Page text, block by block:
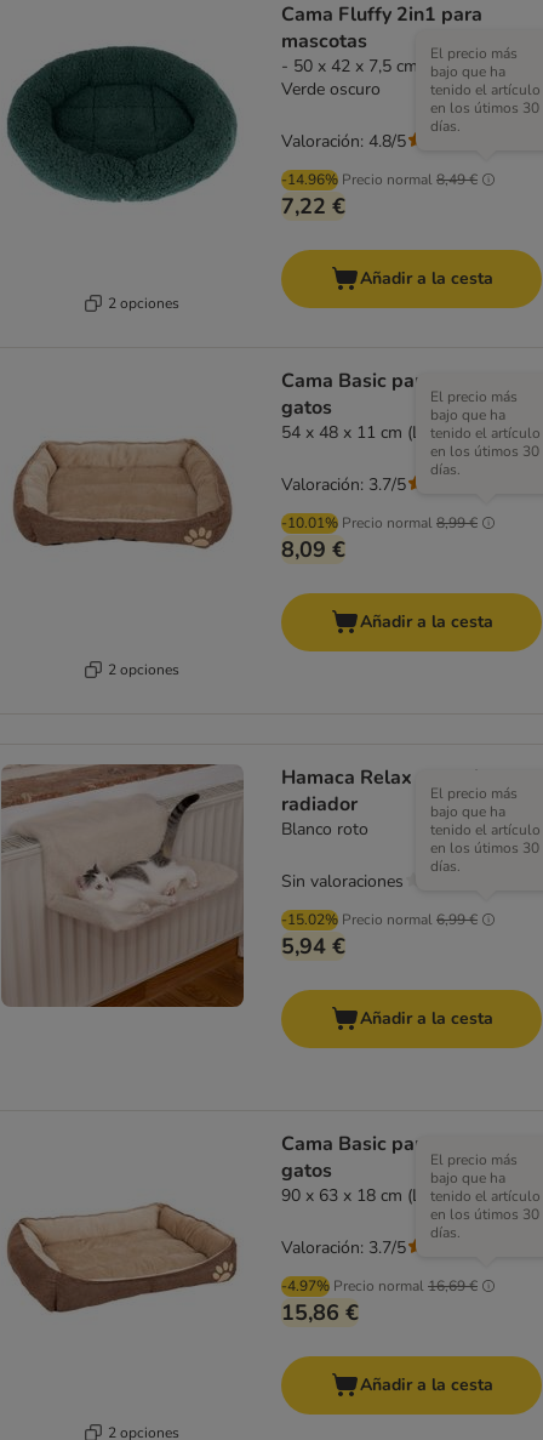
2 opciones
Cama Fluffy 2in1 para
mascotas
- 50 x 42 x 7,5 cm (L x An x Al) -
Verde oscuro
-14.96% Precio normal8,49 €
El precio más
bajo que ha
tenido el artículo
en los útimos 30
días.
7,22 €
Valoración: 4.8/5
Añadir a la cesta
2 opciones
Cama Basic para perros y
gatos
54 x 48 x 11 cm (L x An x Al)
-10.01% Precio normal8,99 €
El precio más
bajo que ha
tenido el artículo
en los útimos 30
días.
8,09 €
Valoración: 3.7/5
Añadir a la cesta
Hamaca Relax para el
radiador
Blanco roto
-15.02% Precio normal6,99 €
El precio más
bajo que ha
tenido el artículo
en los útimos 30
días.
5,94 €
Sin valoraciones
Añadir a la cesta
2 opciones
Cama Basic para perros y
gatos
90 x 63 x 18 cm (L x An x Al)
-4.97% Precio normal16,69 €
El precio más
bajo que ha
tenido el artículo
en los útimos 30
días.
15,86 €
Valoración: 3.7/5
Añadir a la cesta